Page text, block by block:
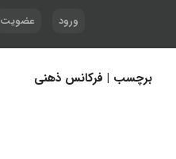
ورود عضویت
برچسب | فرکانس ذهنی